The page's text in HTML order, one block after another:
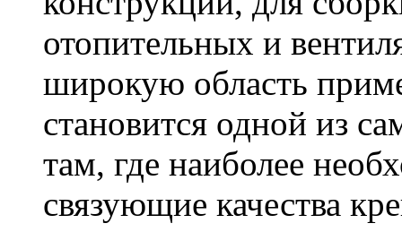
отопительных и
широкую область
становится одной из
там, где наиболее
связующие качества